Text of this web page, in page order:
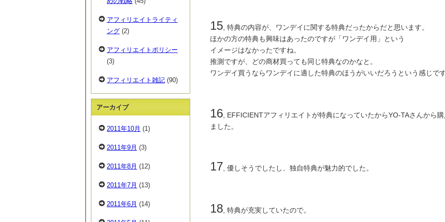
15 , 特典の内容が、ワンデイに関する特典だったからだと思います。
ほかの方の特典も興味はあったのですが「ワンデイ用」という
イメージはなかったですね。
推測ですが、どの商材買っても同じ特典なのかなと。
ワンデイ買うならワンデイに適した特典のほうがいいだろうという感じです
16 , EFFICIENTアフィリエイトが特典になっていたからYO-TAさんから購
ました。
17 , 優しそうでしたし、独自特典が魅力的でした。
18 , 特典が充実していたので。
アフィリエイトライティ
ング (2)
アフィリエイトポリシー
(3)
アフィリエイト雑記 (90)
アーカイブ
2011年10月 (1)
2011年9月 (3)
2011年8月 (12)
2011年7月 (13)
2011年6月 (14)